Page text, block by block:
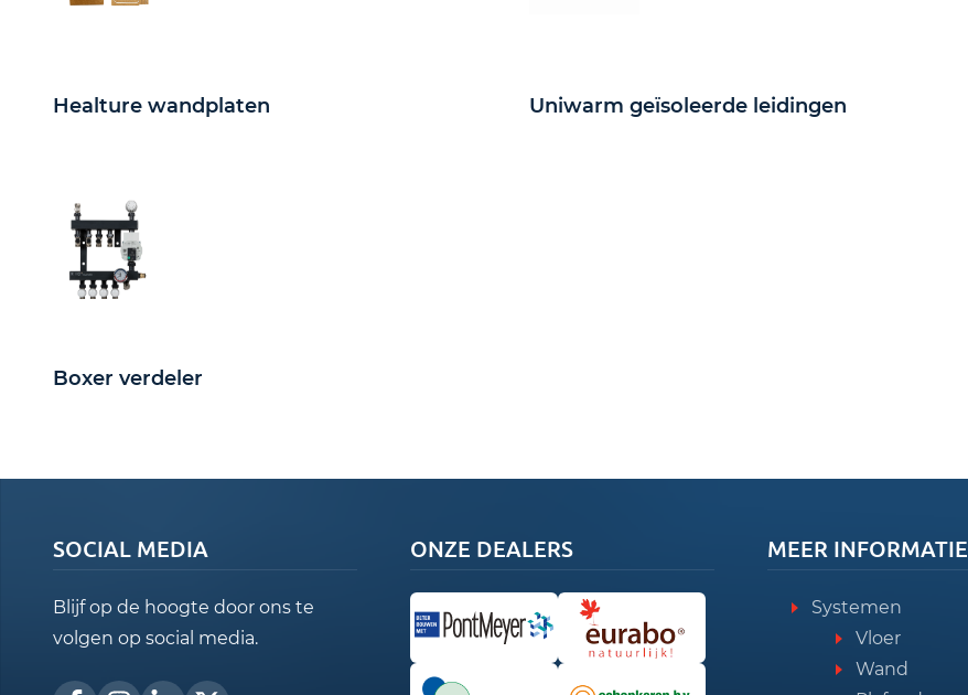
Healture wandplaten Uniwarm geïsoleerde leidingen
Boxer verdeler
SOCIAL MEDIA
Blijf op de hoogte door ons te
volgen op social media.
ONZE DEALERS MEER INFORMATIE
Systemen
Vloer
Wand